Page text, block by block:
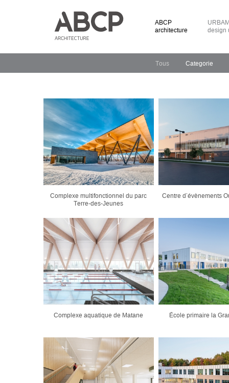
ABCP
architecture
design
Tous Categorie
Complexe multifonctionnel du parc
Terre-des-Jeunes
Centre d’évènements
Complexe aquatique de Matane École primaire la